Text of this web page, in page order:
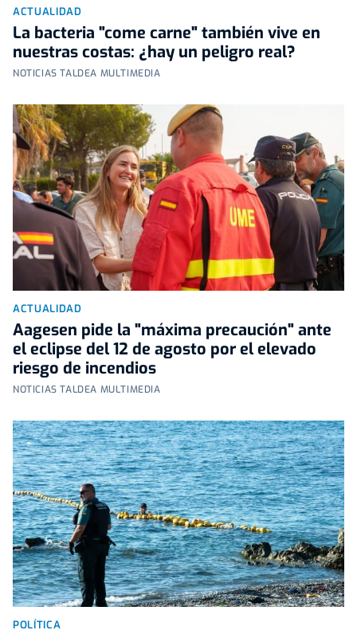
ACTUALIDAD
La bacteria "come carne" también vive en
nuestras costas: ¿hay un peligro real?
NOTICIAS TALDEA MULTIMEDIA
ACTUALIDAD
Aagesen pide la "máxima precaución" ante
el eclipse del 12 de agosto por el elevado
riesgo de incendios
NOTICIAS TALDEA MULTIMEDIA
POLÍTICA